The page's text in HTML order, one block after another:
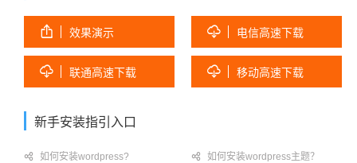
 效果演示  电信高速下载
 联通高速下载  移动高速下载
新手安装指引入口
 如何安装wordpress?  如何安装wordpress主题？